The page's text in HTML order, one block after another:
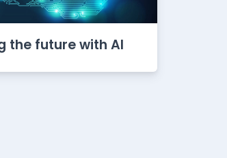
the future with AI